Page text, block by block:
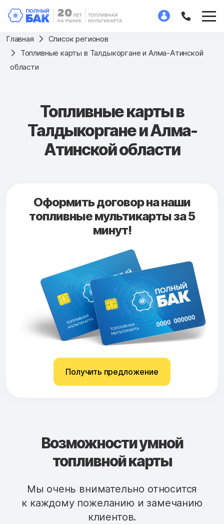
Главная
Список регионов
Топливные карты в Талдыкоргане и Алма-Атинской
области
Топливные карты в
Талдыкоргане и Алма-
Атинской области
Оформить договор на наши
топливные мультикарты за 5
минут!
Получить предложение
Возможности умной
топливной карты
Мы очень внимательно относится
к каждому пожеланию и замечанию
клиентов.